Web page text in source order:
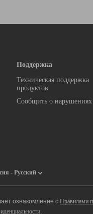
Поддержка
Техническая поддержка
продуктов
Сообщить о нарушениях
- Русский
ознакомление с Правилами
.